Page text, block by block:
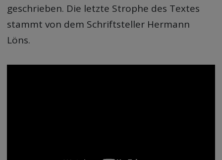
geschrieben. Die letzte Strophe des Textes
stammt von dem Schriftsteller Hermann
Löns.